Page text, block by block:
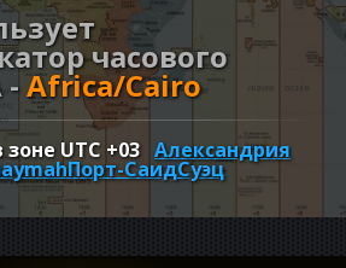
часового
- Africa/Cairo
UTC +03 Александрия
Порт-СаидСуэц